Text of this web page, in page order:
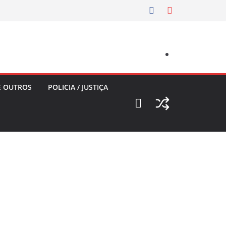
OUTROS POLICIA / JUSTIÇA